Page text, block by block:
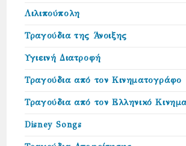
Λιλιπούπολη
Τραγούδια της Άνοιξης
Υγιεινή Διατροφή
Τραγούδια από τον Κινηματογράφο
Τραγούδια από τον Ελληνικό
Disney Songs